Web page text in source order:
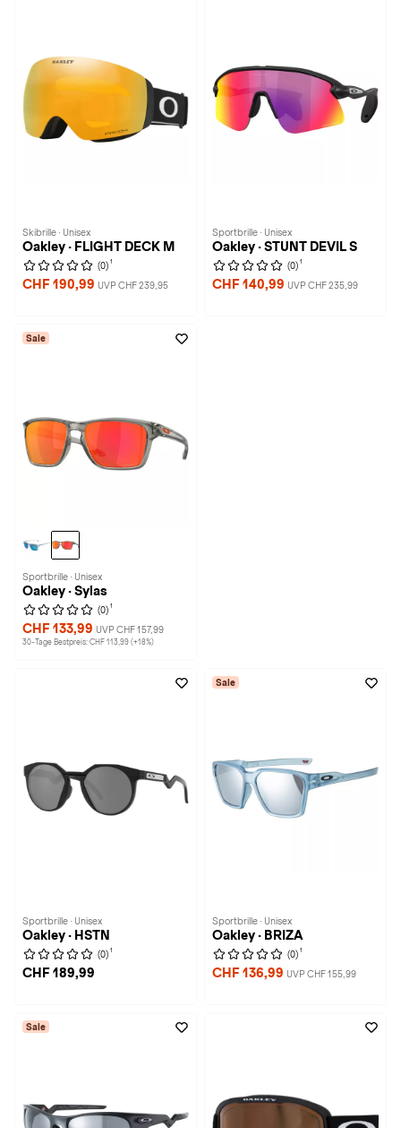
Skibrille · Unisex
Oakley · FLIGHT DECK M
(0) 1
CHF 190,99 UVP CHF 239,95
Sportbrille · Unisex
Oakley · STUNT DEVIL S
(0) 1
CHF 140,99 UVP CHF 235,99
Sale
Sportbrille · Unisex
Oakley · Sylas
(0) 1
CHF 133,99 UVP CHF 157,99
30-Tage Bestpreis: CHF 113,99 (+18%)
Sportbrille · Unisex
Oakley · HSTN
(0) 1
CHF 189,99
Sale
Sportbrille · Unisex
Oakley · BRIZA
(0) 1
CHF 136,99 UVP CHF 155,99
Sale